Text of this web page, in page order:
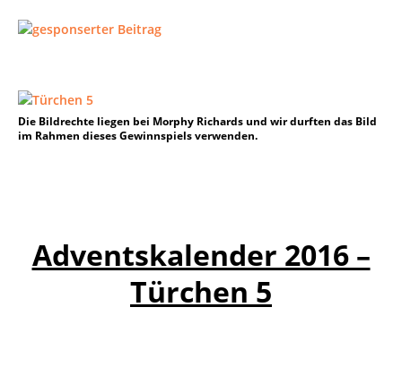
Die Bildrechte liegen bei Morphy Richards und wir durften das Bild
im Rahmen dieses Gewinnspiels verwenden.
Adventskalender 2016 –
Türchen 5